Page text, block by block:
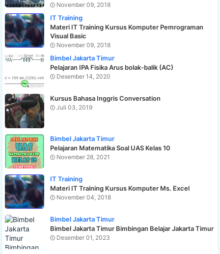
November 09, 2018
IT Training
Materi IT Training Kursus Komputer Pemrograman
Visual Basic
November 09, 2018
Bimbel Jakarta Timur
Pelajaran IPA Fisika Arus bolak-balik (AC)
Desember 14, 2020
Kursus Bahasa Inggris Conversation
Juli 03, 2019
Bimbel Jakarta Timur
Pelajaran Matematika Soal UAS Kelas 10
November 28, 2021
IT Training
Materi IT Training Kursus Komputer Ms. Excel
November 04, 2018
Bimbel Jakarta Timur
Bimbel Jakarta Timur Bimbingan Belajar Jakarta Timur
Desember 01, 2023